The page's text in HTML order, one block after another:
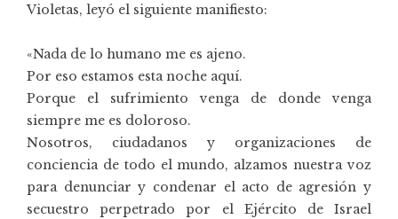
Violetas, leyó el siguiente manifiesto:
«Nada de lo humano me es ajeno.
Por eso estamos esta noche aquí.
Porque el sufrimiento venga de donde venga
siempre me es doloroso.
Nosotros, ciudadanos y organizaciones de
conciencia de todo el mundo, alzamos nuestra voz
para denunciar y condenar el acto de agresión y
secuestro perpetrado por el Ejército de Israel